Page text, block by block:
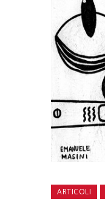
ARTICOLI